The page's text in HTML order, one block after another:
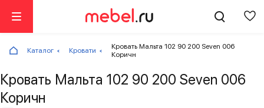
Каталог Кровати
Кровать Мальта 102 90 200 Seven 006
Коричн
Кровать Мальта 102 90 200 Seven 006
Коричн